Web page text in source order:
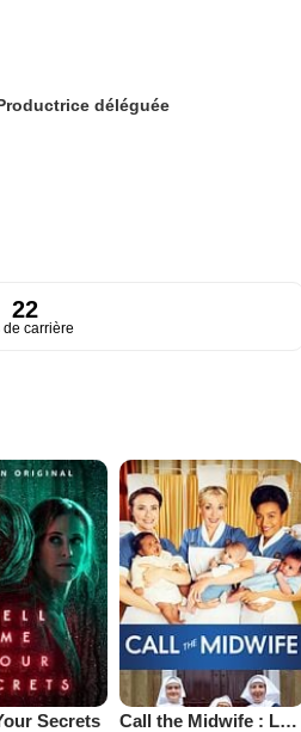
déléguée
22
de carrière
Secrets Call the Midwife : Les héroïnes de l'ombre